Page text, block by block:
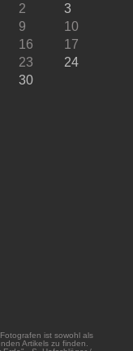
2
3
9
10
16
17
23
24
30
ist sowohl als
Artikels zu finden.